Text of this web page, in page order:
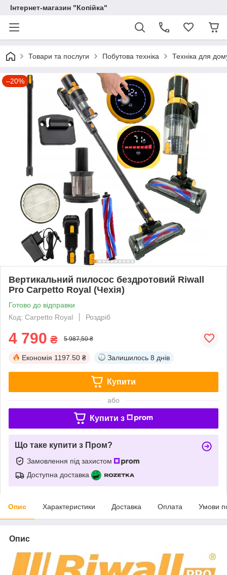
Інтернет-магазин "Копійка"
Товари та послуги Побутова техніка Техніка для
–20%
Вертикальний пилосос бездротовий Riwall
Pro Carpetto Royal (Чехія)
Готово до відправки
Код: Carpetto Royal
Роздріб
4 790 ₴ 5 987,50 ₴
Економія 1197.50 ₴ Залишилось 8 днів
Купити
або
Купити з
Що таке купити з Пром?
Замовлення під захистом
Доступна доставка
Опис Характеристики Доставка Оплата Умови
Опис